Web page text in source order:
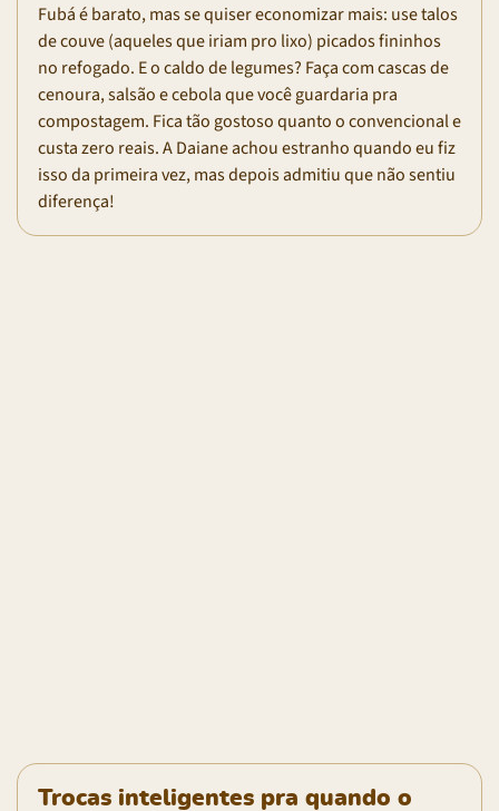
Fubá é barato, mas se quiser economizar mais: use talos
de couve (aqueles que iriam pro lixo) picados fininhos
no refogado. E o caldo de legumes? Faça com cascas de
cenoura, salsão e cebola que você guardaria pra
compostagem. Fica tão gostoso quanto o convencional e
custa zero reais. A Daiane achou estranho quando eu fiz
isso da primeira vez, mas depois admitiu que não sentiu
diferença!
Trocas inteligentes pra quando o